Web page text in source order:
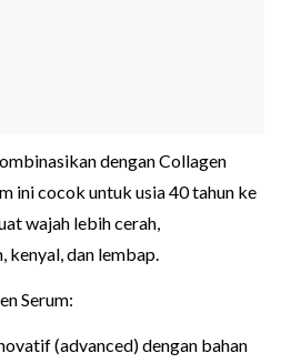
dengan Collagen
ini cocok untuk usia 40 tahun ke
wajah lebih cerah,
kenyal, dan lembap.
Serum:
(advanced) dengan bahan